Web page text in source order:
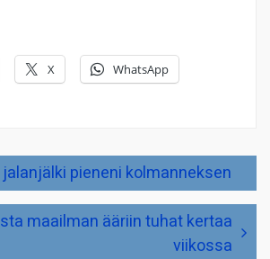
X WhatsApp
pieneni kolmanneksen
maailman ääriin tuhat kertaa
viikossa